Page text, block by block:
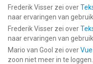
Frederik Visser zei over
naar ervaringen van
Frederik Visser zei over
naar ervaringen van
Mario van Gool zei overVue
zoon niet meer in te loggen....